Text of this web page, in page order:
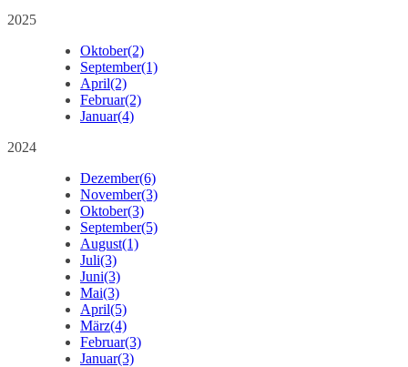
2025
Oktober(2)
September(1)
April(2)
Februar(2)
Januar(4)
2024
Dezember(6)
November(3)
Oktober(3)
September(5)
August(1)
Juli(3)
Juni(3)
Mai(3)
April(5)
März(4)
Februar(3)
Januar(3)